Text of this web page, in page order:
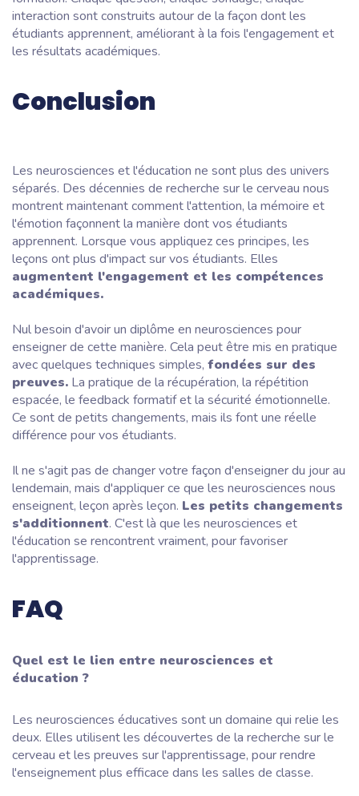
interaction sont construits autour de la façon dont les
étudiants apprennent, améliorant à la fois l'engagement et
les résultats académiques.
Conclusion
Les neurosciences et l'éducation ne sont plus des univers
séparés. Des décennies de recherche sur le cerveau nous
montrent maintenant comment l'attention, la mémoire et
l'émotion façonnent la manière dont vos étudiants
apprennent. Lorsque vous appliquez ces principes, les
leçons ont plus d'impact sur vos étudiants. Elles
augmentent l'engagement et les compétences
académiques.
Nul besoin d'avoir un diplôme en neurosciences pour
enseigner de cette manière. Cela peut être mis en pratique
avec quelques techniques simples, fondées sur des
preuves. La pratique de la récupération, la répétition
espacée, le feedback formatif et la sécurité émotionnelle.
Ce sont de petits changements, mais ils font une réelle
différence pour vos étudiants.
Il ne s'agit pas de changer votre façon d'enseigner du jour au
lendemain, mais d'appliquer ce que les neurosciences nous
enseignent, leçon après leçon. Les petits changements
s'additionnent. C'est là que les neurosciences et
l'éducation se rencontrent vraiment, pour favoriser
l'apprentissage.
FAQ
Quel est le lien entre neurosciences et
éducation ?
Les neurosciences éducatives sont un domaine qui relie les
deux. Elles utilisent les découvertes de la recherche sur le
cerveau et les preuves sur l'apprentissage, pour rendre
l'enseignement plus efficace dans les salles de classe.